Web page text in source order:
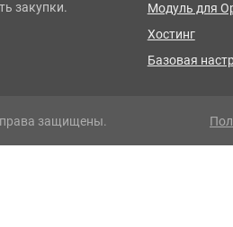
закупки.
Модуль для
Хостинг
Базовая
права защищены.